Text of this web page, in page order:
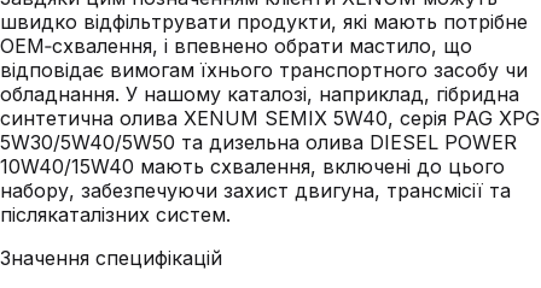
швидко відфільтрувати продукти, які мають потрібне
OEM‑схвалення, і впевнено обрати мастило, що
відповідає вимогам їхнього транспортного засобу чи
обладнання. У нашому каталозі, наприклад, гібридна
синтетична олива XENUM SEMIX 5W40, серія PAG XPG
5W30/5W40/5W50 та дизельна олива DIESEL POWER
10W40/15W40 мають схвалення, включені до цього
набору, забезпечуючи захист двигуна, трансмісії та
післякаталізних систем.
Значення специфікацій